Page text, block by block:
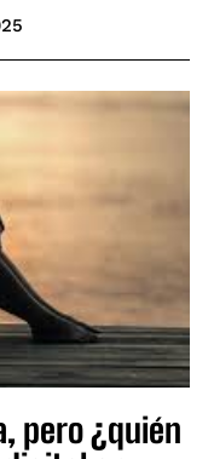
pero ¿quién